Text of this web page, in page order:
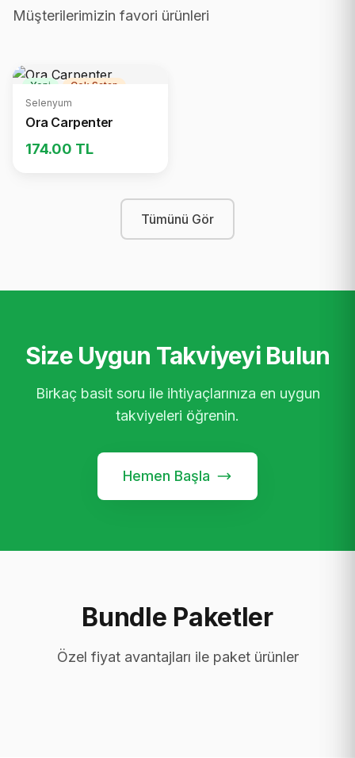
Müşterilerimizin favori ürünleri
Yeni
Çok Satan
Selenyum
Ora Carpenter
174.00 TL
Tümünü Gör
Size Uygun Takviyeyi Bulun
Birkaç basit soru ile ihtiyaçlarınıza en uygun
takviyeleri öğrenin.
Hemen Başla
Bundle Paketler
Özel fiyat avantajları ile paket ürünler